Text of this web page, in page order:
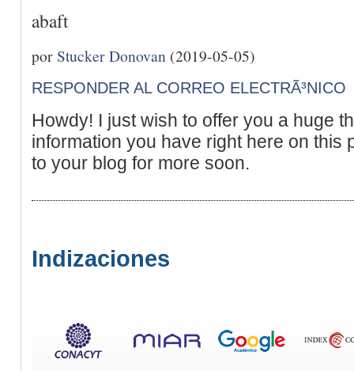
abaft
porStucker Donovan (2019-05-05)
RESPONDER AL CORREO ELECTRÃ³NICO
Howdy! I just wish to offer you a huge
information you have right here on this
to your blog for more soon.
Indizaciones